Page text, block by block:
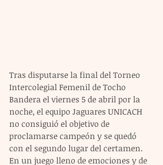
Tras disputarse la final del Torneo
Intercolegial Femenil de Tocho
Bandera el viernes 5 de abril por la
noche, el equipo Jaguares UNICACH
no consiguió el objetivo de
proclamarse campeón y se quedó
con el segundo lugar del certamen.
En un juego lleno de emociones y de